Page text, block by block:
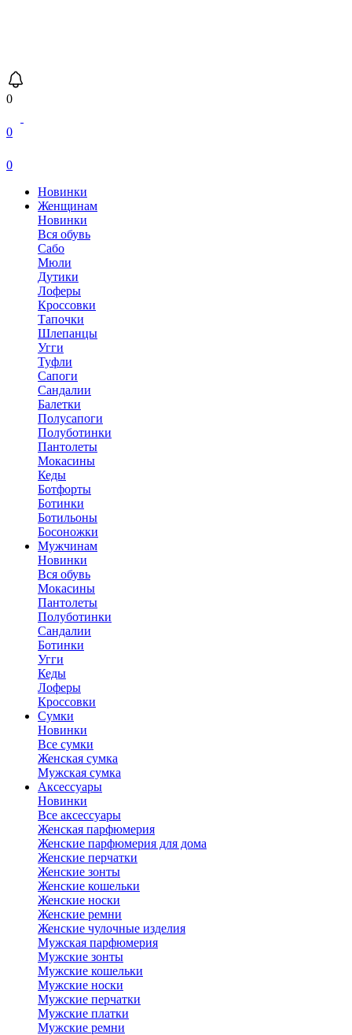
0
0
0
Новинки
Женщинам
Новинки
Вся обувь
Сабо
Мюли
Дутики
Лоферы
Кроссовки
Тапочки
Шлепанцы
Угги
Туфли
Сапоги
Сандалии
Балетки
Полусапоги
Полуботинки
Пантолеты
Мокасины
Кеды
Ботфорты
Ботинки
Ботильоны
Босоножки
Мужчинам
Новинки
Вся обувь
Мокасины
Пантолеты
Полуботинки
Сандалии
Ботинки
Угги
Кеды
Лоферы
Кроссовки
Сумки
Новинки
Все сумки
Женская сумка
Мужская сумка
Аксессуары
Новинки
Все аксессуары
Женская парфюмерия
Женские парфюмерия для дома
Женские перчатки
Женские зонты
Женские кошельки
Женские носки
Женские ремни
Женские чулочные изделия
Мужская парфюмерия
Мужские зонты
Мужские кошельки
Мужские носки
Мужские перчатки
Мужские платки
Мужские ремни